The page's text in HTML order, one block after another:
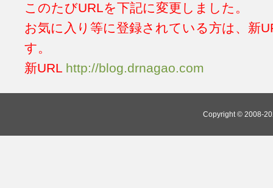
このたびURLを下記に変更しました。
お気に入り等に登録されている方は、新
す。
新URL http://blog.drnagao.com
Copyright © 2008-